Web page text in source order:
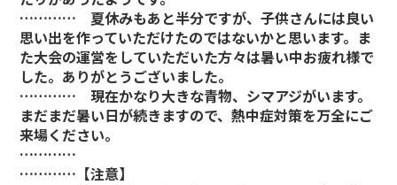
………… 夏休みもあと半分ですが、子供さんには良い
思い出を作っていただけたのではないかと思います。ま
た大会の運営をしていただいた方々は暑い中お疲れ様で
した。ありがとうございました。
………… 現在かなり大きな青物、シマアジがいます。
まだまだ暑い日が続きますので、熱中症対策を万全にご
来場ください。
…………
…………【注意】